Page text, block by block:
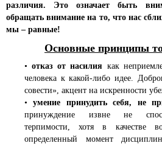
различия. Это означает быть
обращать внимание на то, что нас
мы – равные!
Основные принципы
•отказ от насилия как
человека к какой-либо идее.
совести», акцент на искренности
•умение принудить себя, не
принуждение извне не
терпимости, хотя в качестве
определенный момент